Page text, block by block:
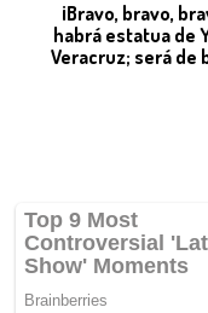
¡Bravo, bravo,
habrá estatua de
Veracruz; será de